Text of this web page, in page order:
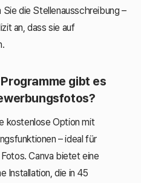
die Stellenausschreibung –
an, dass sie auf
gibt es
kostenlose Option mit
– ideal für
Canva bietet eine
Installation, die in 45